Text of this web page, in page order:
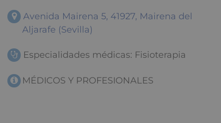
Avenida Mairena 5, 41927, Mairena del
Aljarafe (Sevilla)
Especialidades médicas: Fisioterapia
MÉDICOS Y PROFESIONALES